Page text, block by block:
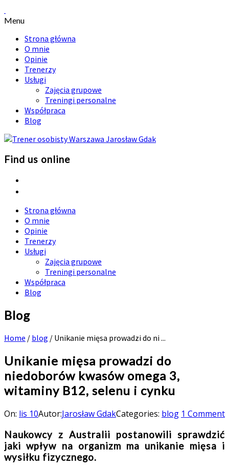
Menu
Strona główna
O mnie
Opinie
Trenerzy
Usługi
Zajęcia grupowe
Treningi personalne
Współpraca
Blog
Find us online
Strona główna
O mnie
Opinie
Trenerzy
Usługi
Zajęcia grupowe
Treningi personalne
Współpraca
Blog
Blog
Home / blog / Unikanie mięsa prowadzi do ni ...
Unikanie mięsa prowadzi do
niedoborów kwasów omega 3,
witaminy B12, selenu i cynku
On: lis 10Autor:Jarosław GdakCategories: blog 1 Comment
Naukowcy z Australii postanowili sprawdzić
jaki wpływ na organizm ma unikanie mięsa i
wysiłku fizycznego.